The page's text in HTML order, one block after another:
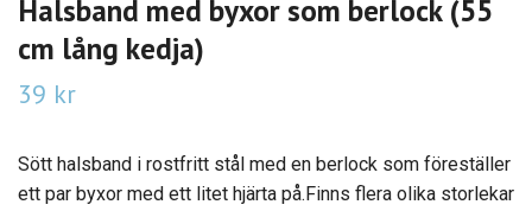
Halsband med byxor som berlock (55
cm lång kedja)
39 kr
Sött halsband i rostfritt stål med en berlock som föreställer
ett par byxor med ett litet hjärta på.Finns flera olika storlekar